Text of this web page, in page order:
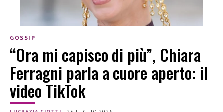
GOSSIP
“Ora mi capisco di più”, Chiara
Ferragni parla a cuore aperto: il
video TikTok